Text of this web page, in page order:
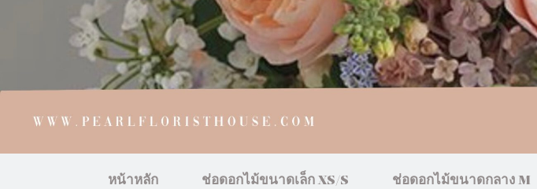
หน้าหลัก ช่อดอกไม้ขนาดเล็ก XS/S ช่อดอกไม้ขนาดกลาง M